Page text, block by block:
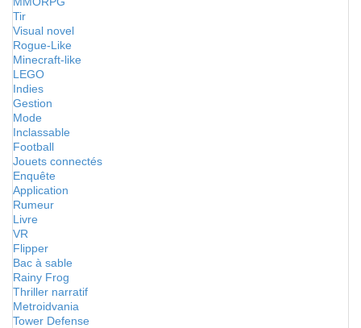
Tir
Visual novel
Rogue-Like
Minecraft-like
LEGO
Indies
Gestion
Mode
Inclassable
Football
Jouets connectés
Enquête
Application
Rumeur
Livre
VR
Flipper
Bac à sable
Rainy Frog
Thriller narratif
Metroidvania
Tower Defense